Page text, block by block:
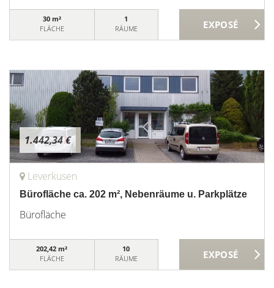
30 m²
FLÄCHE
1
RÄUME
1.442,34 €
Leverkusen
Bürofläche ca. 202 m², Nebenräume u. Parkplätze
Bürofläche
202,42 m²
FLÄCHE
10
RÄUME